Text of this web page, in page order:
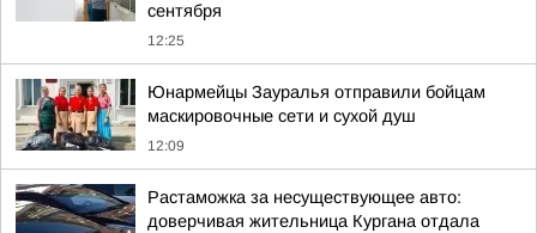
сентября
12:25
Юнармейцы Зауралья отправили бойцам
маскировочные сети и сухой душ
12:09
Растаможка за несуществующее авто:
доверчивая жительница Кургана отдала